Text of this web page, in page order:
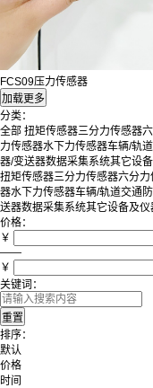
FCS09压力传感器
分类：
全部 扭矩传感器三分力传感器
力传感器水下力传感器车辆/轨
器/变送器数据采集系统其它设
扭矩传感器三分力传感器六分力
器水下力传感器车辆/轨道交通
送器数据采集系统其它设备及仪
价格：
￥
——
￥
关键词：
排序：
默认
价格
时间